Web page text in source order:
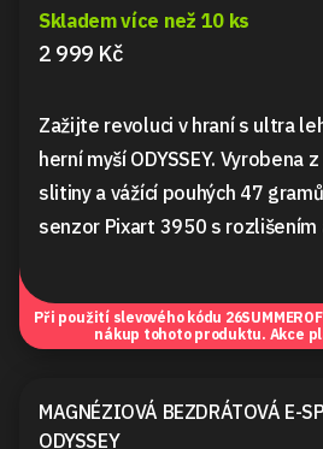
Skladem více než 10 ks
2 999 Kč
Zažijte revoluci v hraní s ultra
herní myší ODYSSEY. Vyrobena
slitiny a vážící pouhých 47
senzor Pixart 3950 s rozlišením
Při použití slevového kódu
nákup tohoto produktu. Akce
MAGNÉZIOVÁ BEZDRÁTOVÁ E-
ODYSSEY